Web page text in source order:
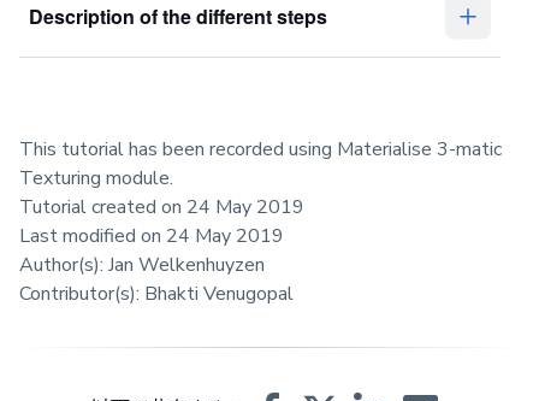
Description of the different steps
This tutorial has been recorded using Materialise 3-matic
Texturing module.
Tutorial created on 24 May 2019
Last modified on 24 May 2019
Author(s): Jan Welkenhuyzen
Contributor(s): Bhakti Venugopal